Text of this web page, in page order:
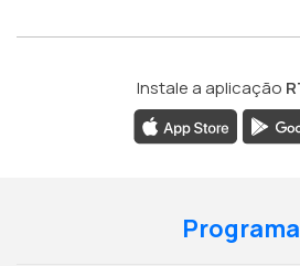
Instale a aplicação